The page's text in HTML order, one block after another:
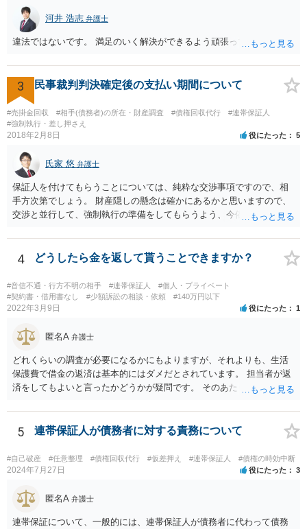
河井 浩志 弁護士
違法ではないです。 満足のいく解決ができるよう頑張ってください。
3 民事裁判判決確定後の支払い期間について
#売掛金回収 #相手(債務者)の所在・財産調査 #債権回収代行
#連帯保証人
#強制執行・差し押さえ
2018年2月8日 役にたった 5
氏家 悠 弁護士
保証人を付けてもらうことについては、純粋な交渉事項ですので、相
手方次第でしょう。 財産隠しの懸念は確かにあるかと思いますので、
交渉と並行して、強制執行の準備をしてもらうよう、今依頼されてい
弁護士の探し方ですが、弁護士のウェブページなどがひとつの目安に
なります。 ただ、ウェブページの記載内容が確実というわけでもない
ので、実際に面談してみて、その弁護士ならどういう風に進めるか聞
いてみるのがよいと思います。
4 どうしたら金を返して貰うことできますか？
#音信不通・行方不明の相手 #連帯保証人
#個人・プライベート
#契約書・借用書なし
#少額訴訟の相談・依頼 #140万円以下
2022年3月9日 役にたった 1
匿名A 弁護士
どれくらいの調査が必要になるかにもよりますが、それよりも、生活
保護費で借金の返済は基本的にはダメだとされています。 担当者が返
済をしてもよいと言ったかどうかが疑問です。 そのあたりは、ネット
しい記事が出てきますので、一度見てみてもいいかもしれません。
5 連帯保証人が債務者に対する責務について
#自己破産 #任意整理 #債権回収代行 #仮差押え #連帯保証人 #債権の時効中断
2024年7月27日 役にたった 3
匿名A 弁護士
連帯保証について、一般的には、連帯保証人が債務者に代わって債務